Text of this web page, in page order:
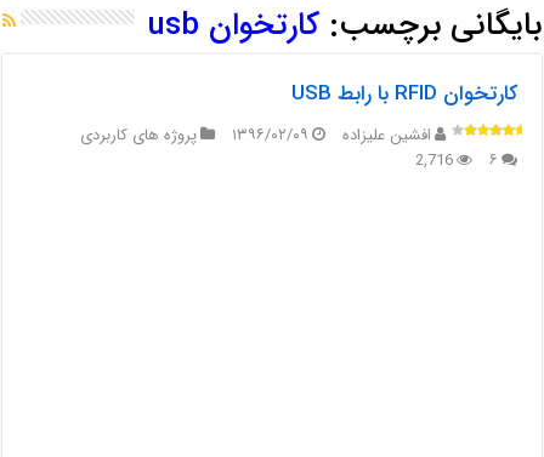
بایگانی برچسب:کارتخوان usb
کارتخوان RFID با رابط USB
افشین علیزاده ۱۳۹۶/۰۲/۰۹
پروژه های کاربردی
۶
2,716